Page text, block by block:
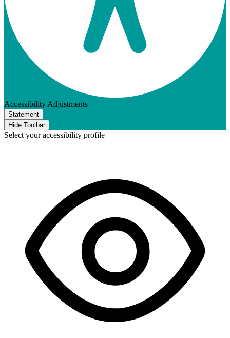
Accessibility Adjustments
Statement
Hide Toolbar
Select your accessibility profile